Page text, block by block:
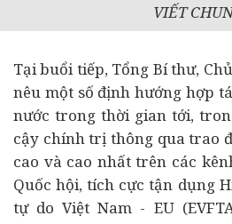
VIẾT
Tại buổi tiếp, Tổng Bí thư,
nêu một số định hướng hợp
nước trong thời gian tới,
cậy chính trị thông qua trao
cao và cao nhất trên các
Quốc hội, tích cực tận dụng
tự do Việt Nam - EU